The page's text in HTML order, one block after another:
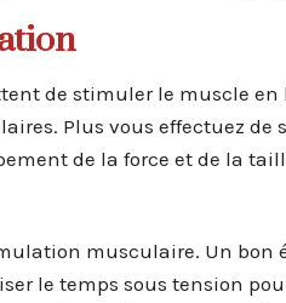
de stimuler le muscle
Plus vous effectuez de
de la force et de la
musculaire. Un bon
le temps sous tension